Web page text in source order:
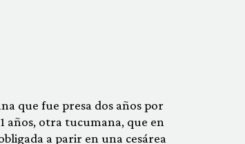
que fue presa dos años por
años, otra tucumana, que en
a parir en una cesárea